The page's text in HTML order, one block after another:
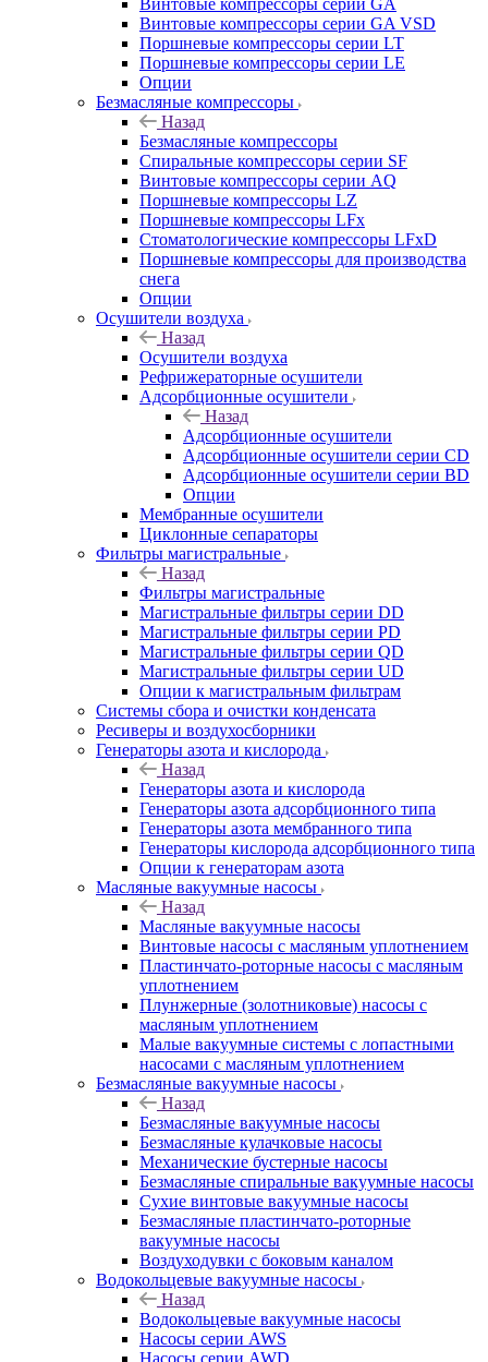
Винтовые компрессоры cерии GA
Винтовые компрессоры cерии GA VSD
Поршневые компрессоры серии LT
Поршневые компрессоры серии LE
Опции
Безмасляные компрессоры
Назад
Безмасляные компрессоры
Спиральные компрессоры серии SF
Винтовые компрессоры серии AQ
Поршневые компрессоры LZ
Поршневые компрессоры LFx
Стоматологические компрессоры LFxD
Поршневые компрессоры для производства
снега
Опции
Осушители воздуха
Назад
Осушители воздуха
Рефрижераторные осушители
Адсорбционные осушители
Назад
Адсорбционные осушители
Адсорбционные осушители серии CD
Адсорбционные осушители серии BD
Опции
Мембранные осушители
Циклонные сепараторы
Фильтры магистральные
Назад
Фильтры магистральные
Магистральные фильтры серии DD
Магистральные фильтры серии PD
Магистральные фильтры серии QD
Магистральные фильтры серии UD
Опции к магистральным фильтрам
Системы сбора и очистки конденсата
Ресиверы и воздухосборники
Генераторы азота и кислорода
Назад
Генераторы азота и кислорода
Генераторы азота адсорбционного типа
Генераторы азота мембранного типа
Генераторы кислорода адсорбционного типа
Опции к генераторам азота
Масляные вакуумные насосы
Назад
Масляные вакуумные насосы
Винтовые насосы с масляным уплотнением
Пластинчато-роторные насосы с масляным
уплотнением
Плунжерные (золотниковые) насосы с
масляным уплотнением
Малые вакуумные системы с лопастными
насосами с масляным уплотнением
Безмасляные вакуумные насосы
Назад
Безмасляные вакуумные насосы
Безмасляные кулачковые насосы
Механические бустерные насосы
Безмасляные спиральные вакуумные насосы
Сухие винтовые вакуумные насосы
Безмасляные пластинчато-роторные
вакуумные насосы
Воздуходувки с боковым каналом
Водокольцевые вакуумные насосы
Назад
Водокольцевые вакуумные насосы
Насосы серии AWS
Насосы серии AWD